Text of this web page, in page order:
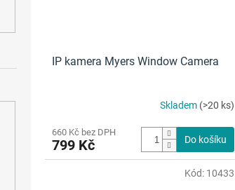
IP kamera Myers Window Camera
Skladem (>20 ks)
660 Kč bez DPH
799 Kč Do košíku
Kód: 10433